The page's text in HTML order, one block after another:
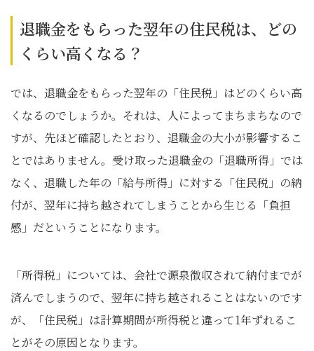
退職金をもらった翌年の住民税は、どの
くらい高くなる？
では、退職金をもらった翌年の「住民税」はどのくらい高
くなるのでしょうか。それは、人によってまちまちなので
すが、先ほど確認したとおり、退職金の大小が影響するこ
とではありません。受け取った退職金の「退職所得」では
なく、退職した年の「給与所得」に対する「住民税」の納
付が、翌年に持ち越されてしまうことから生じる「負担
感」だということになります。
「所得税」については、会社で源泉徴収されて納付までが
済んでしまうので、翌年に持ち越されることはないのです
が、「住民税」は計算期間が所得税と違って1年ずれるこ
とがその原因となります。